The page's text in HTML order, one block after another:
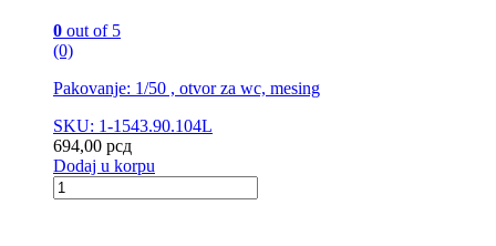
0 out of 5
(0)
Pakovanje: 1/50 , otvor za wc, mesing
SKU: 1-1543.90.104L
694,00 рсд
Dodaj u korpu
Brava
6,5